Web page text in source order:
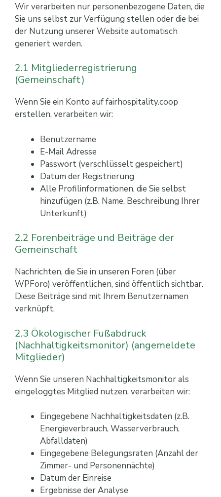
Wir verarbeiten nur personenbezogene Daten, die
Sie uns selbst zur Verfügung stellen oder die bei
der Nutzung unserer Website automatisch
generiert werden.
2.1 Mitgliederregistrierung
(Gemeinschaft)
Wenn Sie ein Konto auf fairhospitality.coop
erstellen, verarbeiten wir:
Benutzername
E-Mail Adresse
Passwort (verschlüsselt gespeichert)
Datum der Registrierung
Alle Profilinformationen, die Sie selbst
hinzufügen (z.B. Name, Beschreibung Ihrer
Unterkunft)
2.2 Forenbeiträge und Beiträge der
Gemeinschaft
Nachrichten, die Sie in unseren Foren (über
WPForo) veröffentlichen, sind öffentlich sichtbar.
Diese Beiträge sind mit Ihrem Benutzernamen
verknüpft.
2.3 Ökologischer Fußabdruck
(Nachhaltigkeitsmonitor) (angemeldete
Mitglieder)
Wenn Sie unseren Nachhaltigkeitsmonitor als
eingeloggtes Mitglied nutzen, verarbeiten wir:
Eingegebene Nachhaltigkeitsdaten (z.B.
Energieverbrauch, Wasserverbrauch,
Abfalldaten)
Eingegebene Belegungsraten (Anzahl der
Zimmer- und Personennächte)
Datum der Einreise
Ergebnisse der Analyse